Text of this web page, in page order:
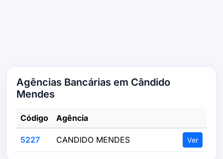
Agências Bancárias em Cândido
Mendes
Código Agência
5227 CANDIDO MENDES Ver